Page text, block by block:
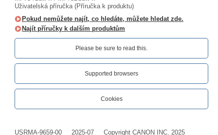
Uživatelská příručka (Příručka k produktu)
Pokud nemůžete najít, co hledáte, můžete hledat zde.
Najít příručky k dalším produktům
Please be sure to read this.‎
Supported browsers
Cookies
USRMA-9659-00 2025-07 Copyright CANON INC. 2025